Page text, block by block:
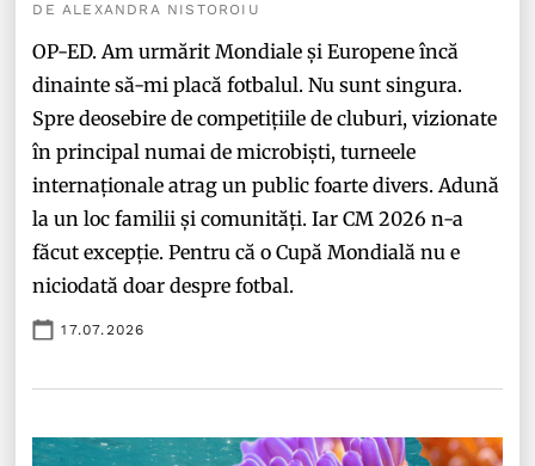
DE ALEXANDRA NISTOROIU
OP-ED. Am urmărit Mondiale și Europene încă
dinainte să-mi placă fotbalul. Nu sunt singura.
Spre deosebire de competițiile de cluburi, vizionate
în principal numai de microbiști, turneele
internaționale atrag un public foarte divers. Adună
la un loc familii și comunități. Iar CM 2026 n-a
făcut excepție. Pentru că o Cupă Mondială nu e
niciodată doar despre fotbal.
17.07.2026